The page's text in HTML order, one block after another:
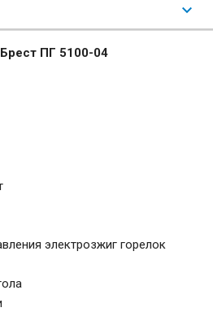
Брест ПГ 5100-04
электрозжиг горелок